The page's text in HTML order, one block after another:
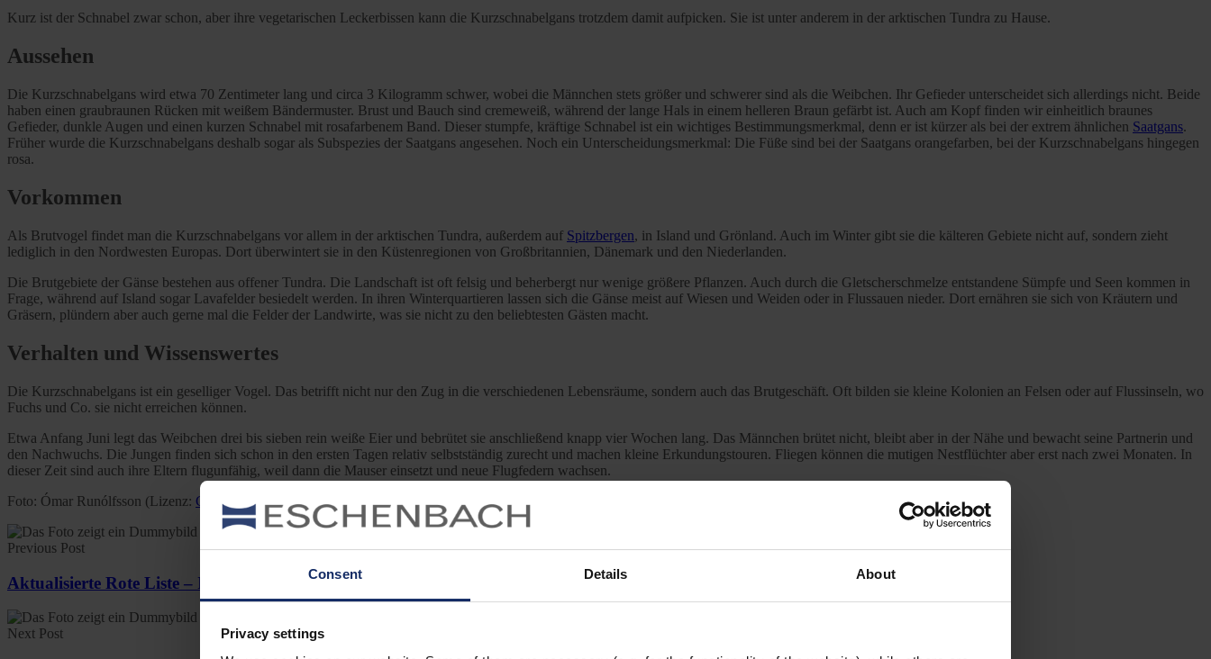
Consent Details About
Privacy settings
Kurz ist der Schnabel zwar schon, aber ihre vegetarischen Leckerbissen kann die Kurzschnabelgans trotzdem damit aufpicken. Sie ist unter anderem in der arktischen Tundra zu Hause.
Aussehen
Die Kurzschnabelgans wird etwa 70 Zentimeter lang und circa 3 Kilogramm schwer, wobei die Männchen stets größer und schwerer sind als die Weibchen. Ihr Gefieder unterscheidet sich allerdings nicht. Beide
haben einen graubraunen Rücken mit weißem Bändermuster. Brust und Bauch sind cremeweiß, während der lange Hals in einem helleren Braun gefärbt ist. Auch am Kopf finden wir einheitlich braunes
Gefieder, dunkle Augen und einen kurzen Schnabel mit rosafarbenem Band. Dieser stumpfe, kräftige Schnabel ist ein wichtiges Bestimmungsmerkmal, denn er ist kürzer als bei der extrem ähnlichen Saatgans.
Früher wurde die Kurzschnabelgans deshalb sogar als Subspezies der Saatgans angesehen. Noch ein Unterscheidungsmerkmal: Die Füße sind bei der Saatgans orangefarben, bei der Kurzschnabelgans hingegen
rosa.
Vorkommen
Als Brutvogel findet man die Kurzschnabelgans vor allem in der arktischen Tundra, außerdem auf Spitzbergen, in Island und Grönland. Auch im Winter gibt sie die kälteren Gebiete nicht auf, sondern zieht
lediglich in den Nordwesten Europas. Dort überwintert sie in den Küstenregionen von Großbritannien, Dänemark und den Niederlanden.
Die Brutgebiete der Gänse bestehen aus offener Tundra. Die Landschaft ist oft felsig und beherbergt nur wenige größere Pflanzen. Auch durch die Gletscherschmelze entstandene Sümpfe und Seen kommen in
Frage, während auf Island sogar Lavafelder besiedelt werden. In ihren Winterquartieren lassen sich die Gänse meist auf Wiesen und Weiden oder in Flussauen nieder. Dort ernähren sie sich von Kräutern und
Gräsern, plündern aber auch gerne mal die Felder der Landwirte, was sie nicht zu den beliebtesten Gästen macht.
Verhalten und Wissenswertes
Die Kurzschnabelgans ist ein geselliger Vogel. Das betrifft nicht nur den Zug in die verschiedenen Lebensräume, sondern auch das Brutgeschäft. Oft bilden sie kleine Kolonien an Felsen oder auf Flussinseln, wo
Fuchs und Co. sie nicht erreichen können.
Etwa Anfang Juni legt das Weibchen drei bis sieben rein weiße Eier und bebrütet sie anschließend knapp vier Wochen lang. Das Männchen brütet nicht, bleibt aber in der Nähe und bewacht seine Partnerin und
den Nachwuchs. Die Jungen finden sich schon in den ersten Tagen relativ selbstständig zurecht und machen kleine Erkundungstouren. Fliegen können die mutigen Nestflüchter aber erst nach zwei Monaten. In
dieser Zeit sind auch ihre Eltern flugunfähig, weil dann die Mauser einsetzt und neue Flugfedern wachsen.
Foto: Ómar Runólfsson (Lizenz: CC BY 2.0
Previous Post
Aktualisierte Rote Liste – Immer mehr Vögel in Gefahr
Next Post